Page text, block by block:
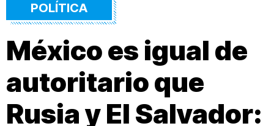
POLÍTICA
México es igual de
autoritario que
Rusia y El Salvador: